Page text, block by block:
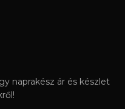
naprakész ár és készlet